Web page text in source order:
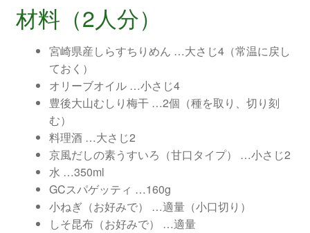
材料（2人分）
宮崎県産しらすちりめん …大さじ4（常温に戻し
ておく）
オリーブオイル …小さじ4
豊後大山むしり梅干 …2個（種を取り、切り刻
む）
料理酒 …大さじ2
京風だしの素うすいろ（甘口タイプ） …小さじ2
水 …350ml
GCスパゲッティ …160g
小ねぎ（お好みで） …適量（小口切り）
しそ昆布（お好みで） …適量